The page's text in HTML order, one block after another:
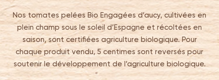
Nos tomates pelées Bio Engagées d’aucy, cultivées en
plein champ sous le soleil d’Espagne et récoltées en
saison, sont certifiées agriculture biologique. Pour
chaque produit vendu, 5 centimes sont reversés pour
soutenir le développement de l’agriculture biologique.